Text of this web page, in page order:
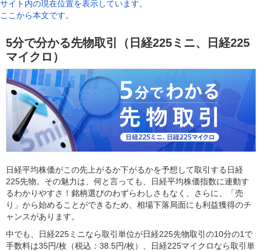
サイト内の現在位置を表示しています。
ここから本文です。
5分で分かる先物取引（日経225ミニ、日経225
マイクロ）
日経平均株価がこの先上がるか下がるかを予想して取引する日経
225先物。その魅力は、何と言っても、日経平均株価指数に連動す
るわかりやすさ！銘柄選びのわずらわしさもなく、さらに、「売
り」から始めることができるため、相場下落局面にも利益獲得のチ
ャンスがあります。
中でも、日経225ミニなら取引単位が日経225先物取引の10分の1で
手数料は35円/枚（税込：38.5円/枚）、日経225マイクロなら取引単